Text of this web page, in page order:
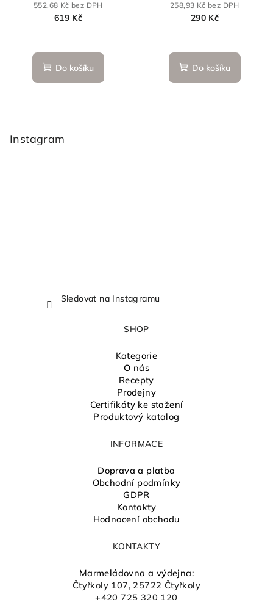
552,68 Kč bez DPH
619 Kč
Do košíku
258,93 Kč bez DPH
290 Kč
Do košíku
Instagram
Sledovat na Instagramu
SHOP
Kategorie
O nás
Recepty
Prodejny
Certifikáty ke stažení
Produktový katalog
INFORMACE
Doprava a platba
Obchodní podmínky
GDPR
Kontakty
Hodnocení obchodu
KONTAKTY
Marmeládovna a výdejna:
Čtyřkoly 107, 25722 Čtyřkoly
+420 725 320 120